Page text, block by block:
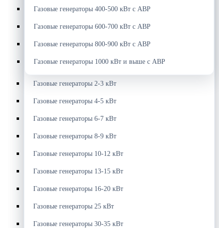
Газовые генераторы 400-500 кВт с АВР
Газовые генераторы 600-700 кВт с АВР
Газовые генераторы 800-900 кВт с АВР
Газовые генераторы 1000 кВт и выше с АВР
Газовые генераторы 2-3 кВт
Газовые генераторы 4-5 кВт
Газовые генераторы 6-7 кВт
Газовые генераторы 8-9 кВт
Газовые генераторы 10-12 кВт
Газовые генераторы 13-15 кВт
Газовые генераторы 16-20 кВт
Газовые генераторы 25 кВт
Газовые генераторы 30-35 кВт